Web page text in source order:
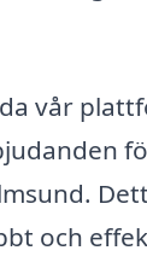
vår
och